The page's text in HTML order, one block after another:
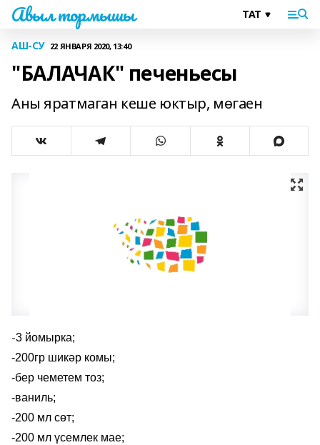
Авыл тормышы
АШ-СУ 22 ЯНВАРЯ 2020, 13:40
"БАЛАЧАК" печеньесы
Аны яратмаган кеше юктыр, мөгаен
-3 йомырка;
-200гр шикәр комы;
-бер чеметем тоз;
-ваниль;
-200 мл сөт;
-200 мл үсемлек мае;